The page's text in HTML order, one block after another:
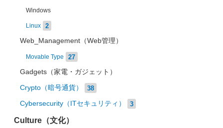
Windows
Linux 2
Web_Management（Web管理）
Movable Type 27
Gadgets（家電・ガジェット）
Crypto（暗号通貨） 38
Cybersecurity（ITセキュリティ） 3
Culture（文化）